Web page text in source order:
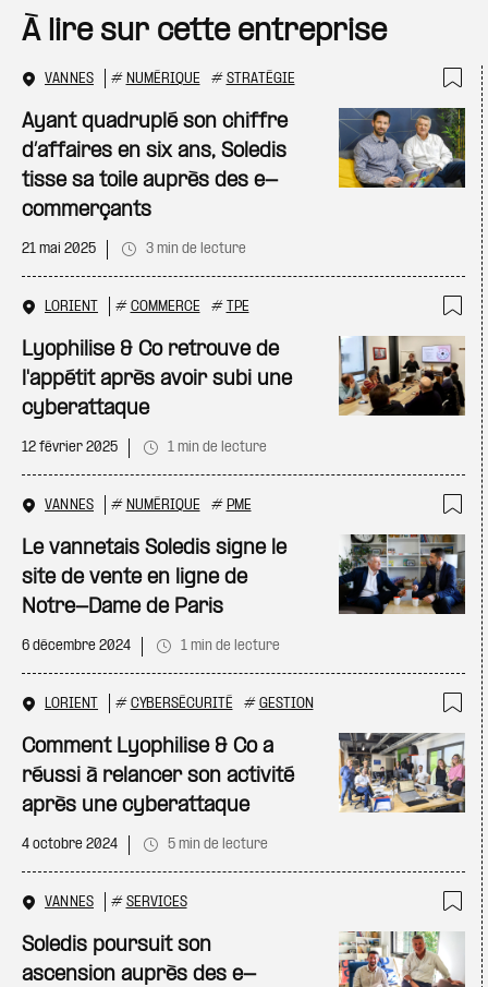
À lire sur cette entreprise
VANNES # NUMÉRIQUE # STRATÉGIE
Ayant quadruplé son chiffre
d’affaires en six ans, Soledis
tisse sa toile auprès des e-
commerçants
21 mai 2025 3 min de lecture
LORIENT # COMMERCE # TPE
Lyophilise & Co retrouve de
l'appétit après avoir subi une
cyberattaque
12 février 2025 1 min de lecture
VANNES # NUMÉRIQUE # PME
Le vannetais Soledis signe le
site de vente en ligne de
Notre-Dame de Paris
6 décembre 2024 1 min de lecture
LORIENT # CYBERSÉCURITÉ # GESTION
Comment Lyophilise & Co a
réussi à relancer son activité
après une cyberattaque
4 octobre 2024 5 min de lecture
VANNES # SERVICES
Soledis poursuit son
ascension auprès des e-